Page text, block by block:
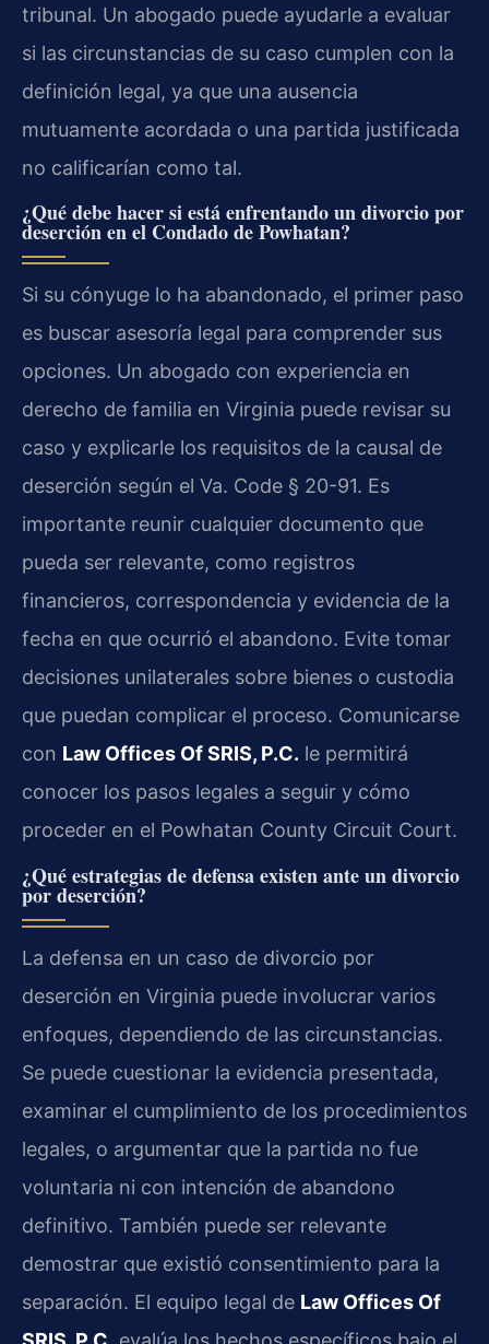
tribunal. Un abogado puede ayudarle a evaluar
si las circunstancias de su caso cumplen con la
definición legal, ya que una ausencia
mutuamente acordada o una partida justificada
no calificarían como tal.
¿Qué debe hacer si está enfrentando un divorcio por
deserción en el Condado de Powhatan?
Si su cónyuge lo ha abandonado, el primer paso
es buscar asesoría legal para comprender sus
opciones. Un abogado con experiencia en
derecho de familia en Virginia puede revisar su
caso y explicarle los requisitos de la causal de
deserción según el Va. Code § 20-91. Es
importante reunir cualquier documento que
pueda ser relevante, como registros
financieros, correspondencia y evidencia de la
fecha en que ocurrió el abandono. Evite tomar
decisiones unilaterales sobre bienes o custodia
que puedan complicar el proceso. Comunicarse
con Law Offices Of SRIS, P.C. le permitirá
conocer los pasos legales a seguir y cómo
proceder en el Powhatan County Circuit Court.
¿Qué estrategias de defensa existen ante un divorcio
por deserción?
La defensa en un caso de divorcio por
deserción en Virginia puede involucrar varios
enfoques, dependiendo de las circunstancias.
Se puede cuestionar la evidencia presentada,
examinar el cumplimiento de los procedimientos
legales, o argumentar que la partida no fue
voluntaria ni con intención de abandono
definitivo. También puede ser relevante
demostrar que existió consentimiento para la
separación. El equipo legal de Law Offices Of